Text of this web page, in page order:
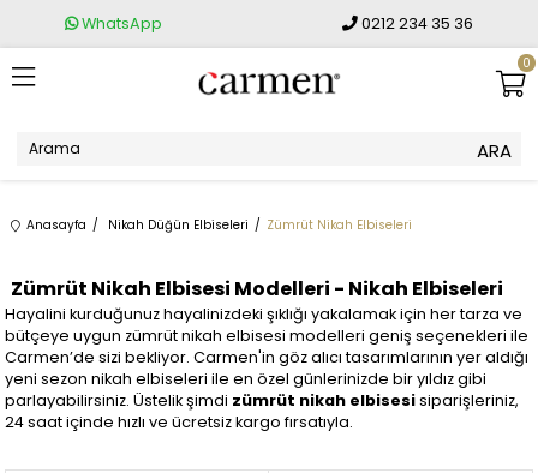
WhatsApp 0212 234 35 36
0
Anasayfa Nikah Düğün Elbiseleri Zümrüt Nikah Elbiseleri
Zümrüt Nikah Elbisesi Modelleri - Nikah Elbiseleri
Hayalini kurduğunuz hayalinizdeki şıklığı yakalamak için her tarza ve
bütçeye uygun zümrüt nikah elbisesi modelleri geniş seçenekleri ile
Carmen’de sizi bekliyor. Carmen'in göz alıcı tasarımlarının yer aldığı
yeni sezon nikah elbiseleri ile en özel günlerinizde bir yıldız gibi
parlayabilirsiniz. Üstelik şimdi zümrüt nikah elbisesisiparişleriniz,
24 saat içinde hızlı ve ücretsiz kargo fırsatıyla.